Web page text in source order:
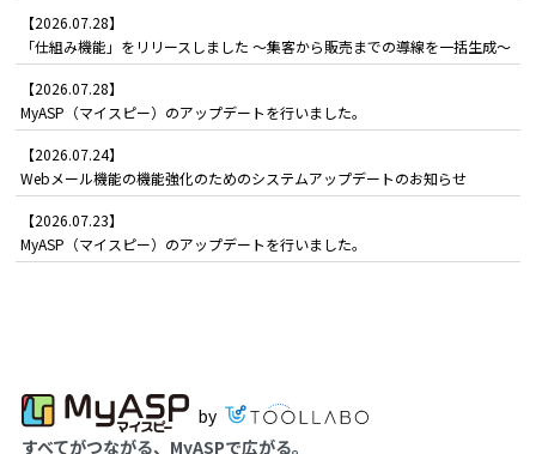
【2026.07.28】
「仕組み機能」をリリースしました ～集客から販売までの導線を一括生成～
【2026.07.28】
MyASP（マイスピー）のアップデートを行いました。
【2026.07.24】
Webメール機能の機能強化のためのシステムアップデートのお知らせ
【2026.07.23】
MyASP（マイスピー）のアップデートを行いました。
by
すべてがつながる、MyASPで広がる。